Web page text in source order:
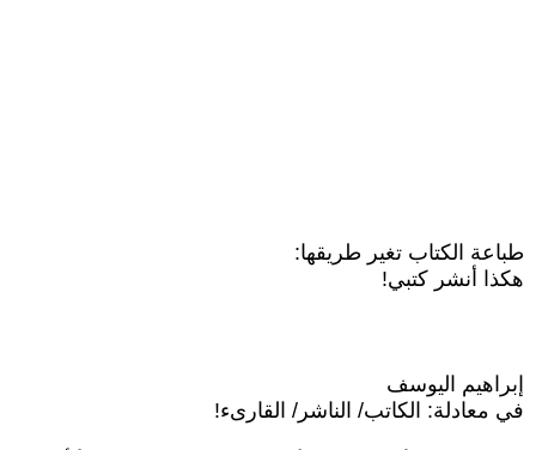
طباعة الكتاب تغير طريقها:
هكذا أنشر كتبي!
إبراهيم اليوسف
في معادلة: الكاتب/ الناشر/ القارىء!